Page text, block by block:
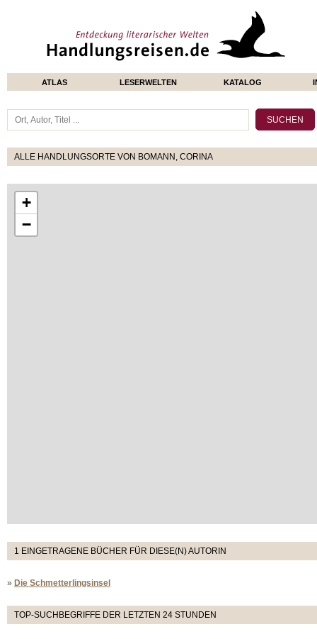
ATLAS LESERWELTEN KATALOG
ALLE HANDLUNGSORTE VON BOMANN, CORINA
+
−
1 EINGETRAGENE BÜCHER FÜR DIESE(N) AUTORIN
» Die Schmetterlingsinsel
TOP-SUCHBEGRIFFE DER LETZTEN 24 STUNDEN